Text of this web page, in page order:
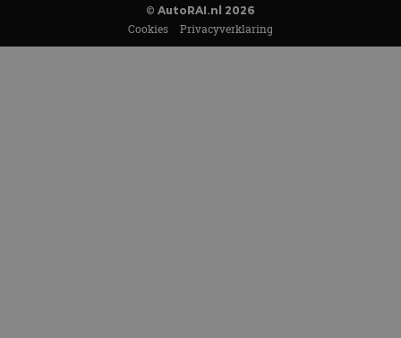
© AutoRAI.nl 2026
Cookies Privacyverklaring